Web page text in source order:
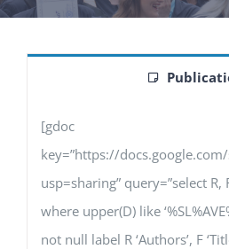
[gdoc
key=”https://
usp=sharing” query=”select R,
where upper(D) like
not null label R ‘Authors’, F